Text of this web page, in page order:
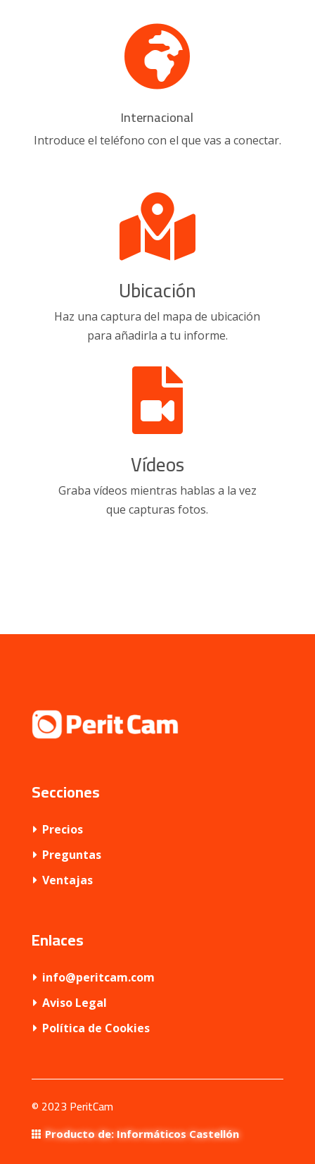

Internacional
Introduce el teléfono con el que vas a conectar.

Ubicación
Haz una captura del mapa de ubicación
para añadirla a tu informe.

Vídeos
Graba vídeos mientras hablas a la vez
que capturas fotos.
Secciones
Precios
Preguntas
Ventajas
Enlaces
info@peritcam.com
Aviso Legal
Política de Cookies
© 2023 PeritCam
Producto de: Informáticos Castellón